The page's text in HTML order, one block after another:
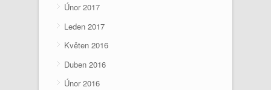
Únor 2017
Leden 2017
Květen 2016
Duben 2016
Únor 2016